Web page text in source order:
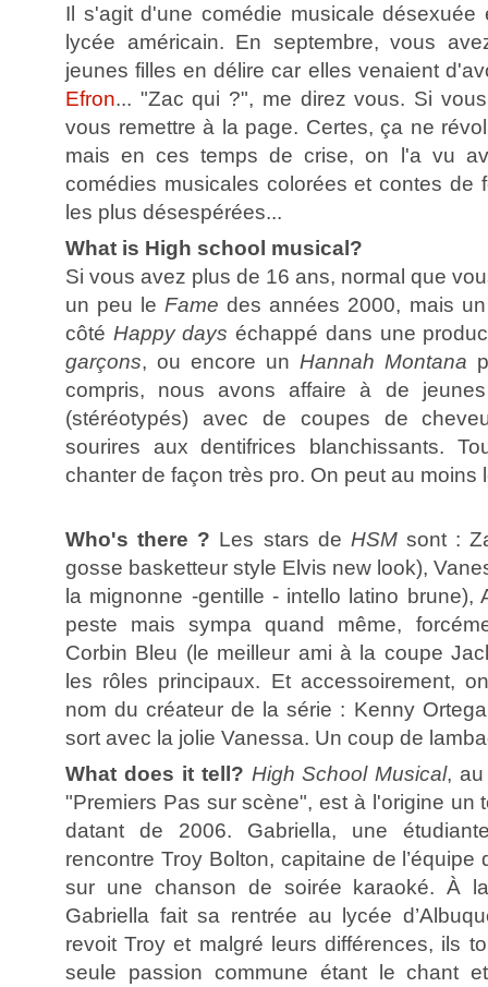
Il s'agit d'une comédie musicale désexuée
lycée américain. En septembre, vous
jeunes filles en délire car elles venaient
Efron... "Zac qui ?", me direz vous. Si
vous remettre à la page. Certes, ça ne
mais en ces temps de crise, on l'a vu
comédies musicales colorées et contes de
les plus désespérées...
What is High school musical?
Si vous avez plus de 16 ans, normal que
un peu leFame des années 2000, mais
côté Happy days échappé dans une
garçons, ou encore un Hannah Montana
compris, nous avons affaire à de
(stéréotypés) avec de coupes de
sourires aux dentifrices blanchissants.
chanter de façon très pro. On peut au moins
Who's there ? Les stars de HSMsont :
gosse basketteur style Elvis new look),
la mignonne -gentille - intello latino brune),
peste mais sympa quand même,
Corbin Bleu (le meilleur ami à la coupe
les rôles principaux. Et accessoirement,
nom du créateur de la série : Kenny
sort avec la jolie Vanessa. Un coup de
What does it tell? High School Musical, au
"Premiers Pas sur scène", est à l'origine un
datant de 2006. Gabriella, une
rencontre Troy Bolton, capitaine de
sur une chanson de soirée karaoké. À
Gabriella fait sa rentrée au lycée
revoit Troy et malgré leurs différences, ils
seule passion commune étant le chant